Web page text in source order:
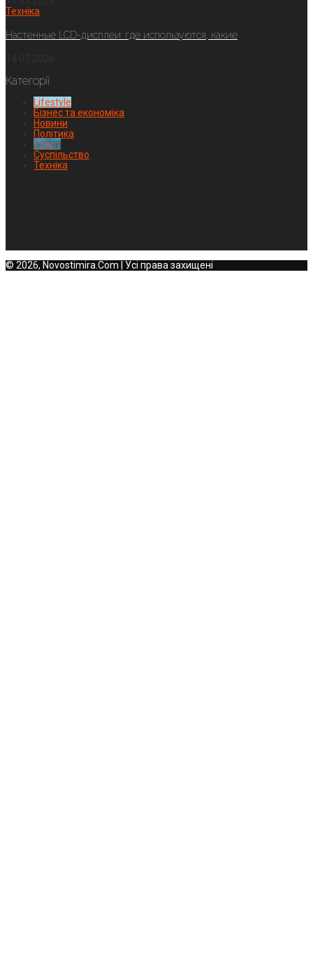
Техніка
Настенные LCD-дисплеи: где используются, какие
Категорії
Lifestyle
Бізнес та економіка
Новини
Політика
Спорт
Суспільство
Техніка
© 2026, Novostimira.Com | Усі права захищені